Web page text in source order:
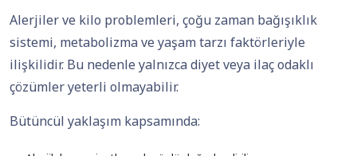
Alerjiler ve kilo problemleri, çoğu zaman bağışıklık
sistemi, metabolizma ve yaşam tarzı faktörleriyle
ilişkilidir. Bu nedenle yalnızca diyet veya ilaç odaklı
çözümler yeterli olmayabilir.
Bütüncül yaklaşım kapsamında: